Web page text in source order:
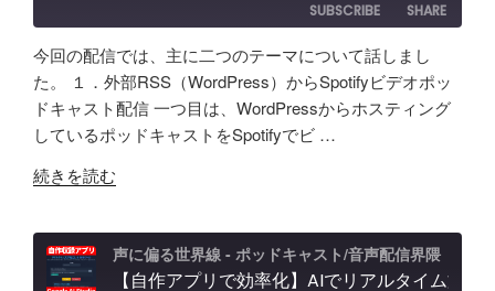
か
配
信
初
心
向
け
集・
構
成
ま
で！
AI
Studio
ロ
ー
ン
AI
の
ド
SUBSCRIBE
SHARE
Amazon
Apple Podcasts
RSS
Spotify
RSS FEED
SHARE
LINK
EMBED
今回の配信では、主に二つのテーマについて話しまし
た。 １．外部RSS（WordPress）からSpotifyビデオポッ
ドキャスト配信 一つ目は、WordPressからホスティング
しているポッドキャストをSpotifyでビ …
"素
ッ
続きを読む
声に偏る世界線 - ポッドキャスト/音声配信界隈